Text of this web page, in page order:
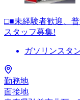
□■未経験者歓迎、
スタッフ募集!
ガソリンスタ
勤務地
面接地